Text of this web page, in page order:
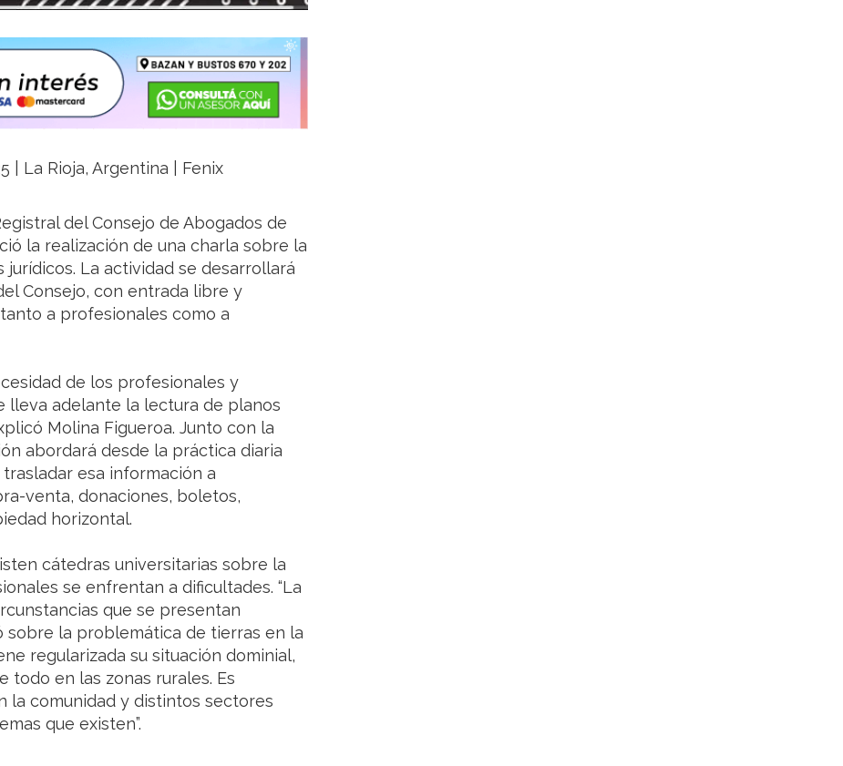
| La Rioja, Argentina | Fenix
del Consejo de Abogados de
la realización de una charla sobre la
La actividad se desarrollará
Consejo, con entrada libre y
a profesionales como a
de los profesionales y
lleva adelante la lectura de planos
Molina Figueroa. Junto con la
abordará desde la práctica diaria
esa información a
venta, donaciones, boletos,
horizontal.
cátedras universitarias sobre la
se enfrentan a dificultades. “La
que se presentan
sobre la problemática de tierras en la
regularizada su situación dominial,
todo en las zonas rurales. Es
la comunidad y distintos sectores
que existen”.